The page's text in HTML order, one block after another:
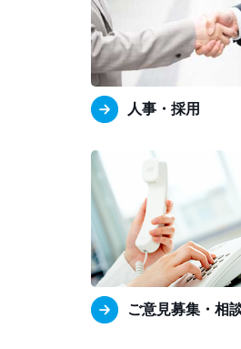
人事・採用
ご意見募集・相